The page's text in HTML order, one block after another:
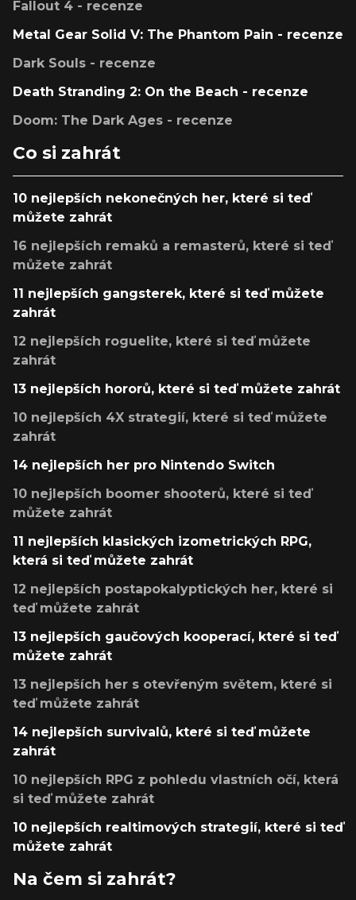
Fallout 4 - recenze
Metal Gear Solid V: The Phantom Pain - recenze
Dark Souls - recenze
Death Stranding 2: On the Beach - recenze
Doom: The Dark Ages - recenze
Co si zahrát
10 nejlepších nekonečných her, které si teď
můžete zahrát
16 nejlepších remaků a remasterů, které si teď
můžete zahrát
11 nejlepších gangsterek, které si teď můžete
zahrát
12 nejlepších roguelite, které si teď můžete
zahrát
13 nejlepších hororů, které si teď můžete zahrát
10 nejlepších 4X strategií, které si teď můžete
zahrát
14 nejlepších her pro Nintendo Switch
10 nejlepších boomer shooterů, které si teď
můžete zahrát
11 nejlepších klasických izometrických RPG,
která si teď můžete zahrát
12 nejlepších postapokalyptických her, které si
teď můžete zahrát
13 nejlepších gaučových kooperací, které si teď
můžete zahrát
13 nejlepších her s otevřeným světem, které si
teď můžete zahrát
14 nejlepších survivalů, které si teď můžete
zahrát
10 nejlepších RPG z pohledu vlastních očí, která
si teď můžete zahrát
10 nejlepších realtimových strategií, které si teď
můžete zahrát
Na čem si zahrát?